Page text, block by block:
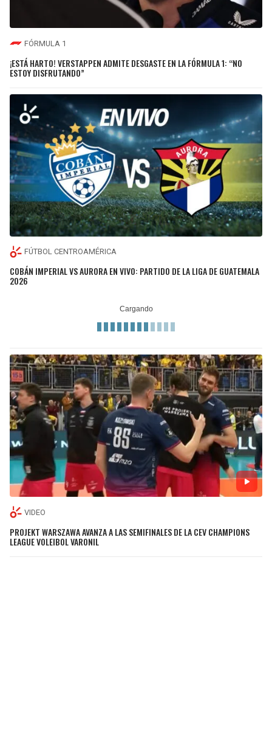
FÓRMULA 1
¡ESTÁ HARTO! VERSTAPPEN ADMITE DESGASTE EN LA FÓRMULA 1: “NO
ESTOY DISFRUTANDO”
FÚTBOL CENTROAMÉRICA
COBÁN IMPERIAL VS AURORA EN VIVO: PARTIDO DE LA LIGA DE GUATEMALA
2026
VIDEO
PROJEKT WARSZAWA AVANZA A LAS SEMIFINALES DE LA CEV CHAMPIONS
LEAGUE VOLEIBOL VARONIL